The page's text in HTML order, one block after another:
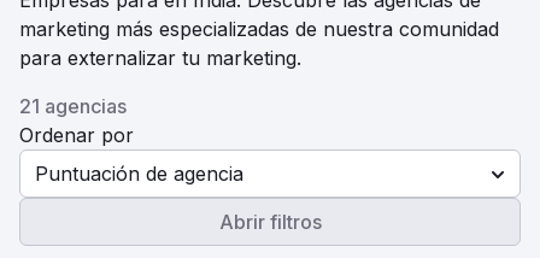
marketing más especializadas de nuestra comunidad
para externalizar tu marketing.
21 agencias
Ordenar por
Puntuación de agencia
Abrir filtros